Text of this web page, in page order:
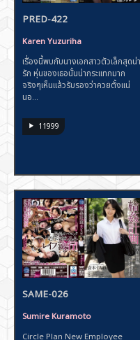
PRED-422
Karen Yuzuriha
เรื่องนี้พบกับนางเอกสาวตัวเล็กสุดน่า
รัก หุ่นของเธอนั้นน่ากระแทกมาก
จริงๆเห็นแล้วรับรองว่าควยตั้งแน่
นอ...
11999
SAME-026
Sumire Kuramoto
Circle Plan New Employee